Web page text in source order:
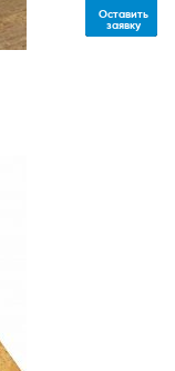
Оставить
заявку